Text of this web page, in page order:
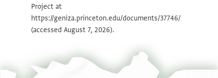
] לא שליחות
]תכות לא גלוי ולא
י]ורשיו בין בחיים
Image Permissions Statement
Project at
https://geniza.princeton.edu/documents/37746/
(accessed August 7, 2026).